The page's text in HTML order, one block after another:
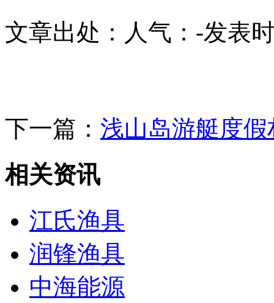
文章出处： 人气： -发表
下一篇： 浅山岛游艇度假
相关资讯
江氏渔具
润锋渔具
中海能源